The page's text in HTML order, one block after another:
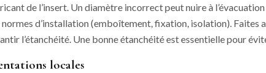
de l’insert. Un diamètre incorrect peut nuire à
d’installation (emboîtement, fixation, isolation).
l’étanchéité. Une bonne étanchéité est essentielle pour
locales